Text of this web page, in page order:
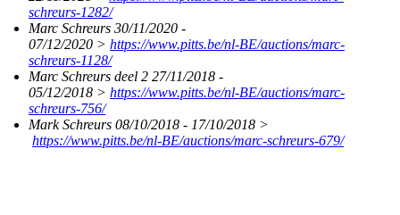
schreurs-1282/
Marc Schreurs 30/11/2020 -
07/12/2020 > https://www.pitts.be/nl-BE/auctions/marc-
schreurs-1128/
Marc Schreurs deel 2 27/11/2018 -
05/12/2018 > https://www.pitts.be/nl-BE/auctions/marc-
schreurs-756/
Mark Schreurs 08/10/2018 - 17/10/2018 >​
https://www.pitts.be/nl-BE/auctions/marc-schreurs-679/